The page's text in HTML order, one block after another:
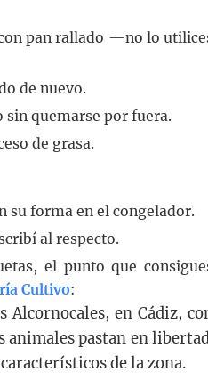
pan rallado —no lo
de nuevo.
sin quemarse por fuera.
de grasa.
su forma en el congelador.
al respecto.
el punto que
Cultivo:
Alcornocales, en Cádiz,
animales pastan en
de la zona.